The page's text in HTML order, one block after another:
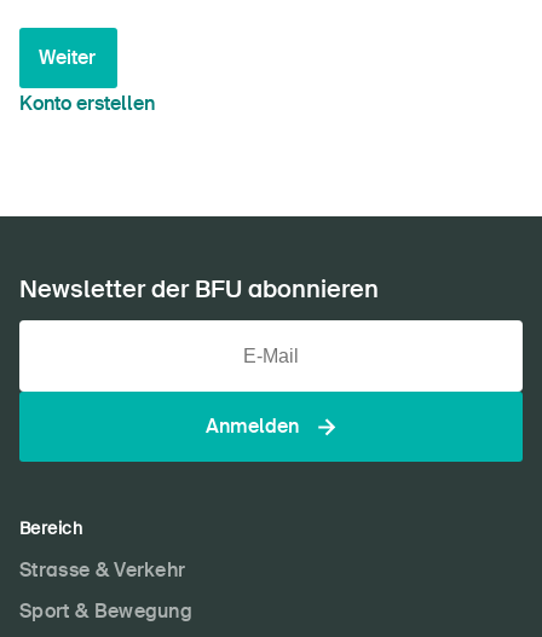
Weiter
Konto erstellen
Newsletter der BFU abonnieren
Anmelden
Bereich
Strasse & Verkehr
Sport & Bewegung